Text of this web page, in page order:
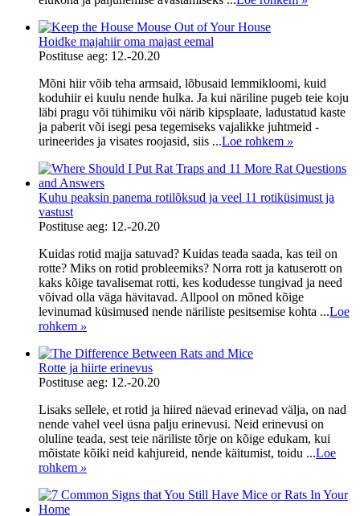
Hoidke majahiir oma majast eemal
Postituse aeg: 12.-20.20
Mõni hiir võib teha armsaid, lõbusaid lemmikloomi, kuid
koduhiir ei kuulu nende hulka. Ja kui näriline pugeb teie koju
läbi pragu või tühimiku või närib kipsplaate, ladustatud kaste
ja paberit või isegi pesa tegemiseks vajalikke juhtmeid -
urineerides ja visates roojasid, siis ...Loe rohkem »
Kuhu peaksin panema rotilõksud ja veel 11 rotiküsimust ja
vastust
Postituse aeg: 12.-20.20
Kuidas rotid majja satuvad? Kuidas teada saada, kas teil on
rotte? Miks on rotid probleemiks? Norra rott ja katuserott on
kaks kõige tavalisemat rotti, kes kodudesse tungivad ja need
võivad olla väga hävitavad. Allpool on mõned kõige
levinumad küsimused nende näriliste pesitsemise kohta ...Loe
rohkem »
Rotte ja hiirte erinevus
Postituse aeg: 12.-20.20
Lisaks sellele, et rotid ja hiired näevad erinevad välja, on nad
nende vahel veel üsna palju erinevusi. Neid erinevusi on
oluline teada, sest teie näriliste tõrje on kõige edukam, kui
mõistate kõiki neid kahjureid, nende käitumist, toidu ...Loe
rohkem »